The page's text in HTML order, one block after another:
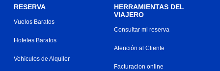
RESERVA
Vuelos Baratos
Hoteles Baratos
Vehículos de Alquiler
HERRAMIENTAS DEL
VIAJERO
Consultar mi reserva
Atención al Cliente
Facturacion online